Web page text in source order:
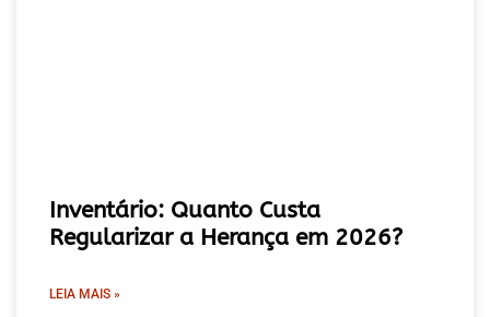
Inventário: Quanto Custa
Regularizar a Herança em 2026?
LEIA MAIS »